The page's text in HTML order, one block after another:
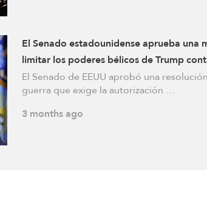
El Senado estadounidense aprueba una
limitar los poderes bélicos de Trump
El Senado de EEUU aprobó una
guerra que exige la autorización …
3 months ago